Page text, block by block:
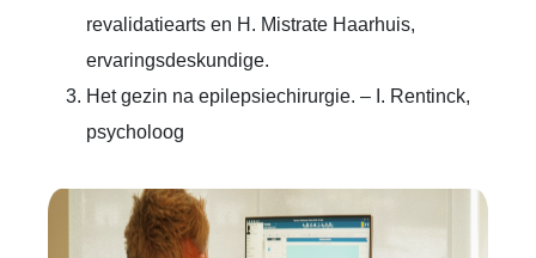
revalidatiearts en H. Mistrate Haarhuis,
ervaringsdeskundige.
Het gezin na epilepsiechirurgie. – I. Rentinck,
psycholoog